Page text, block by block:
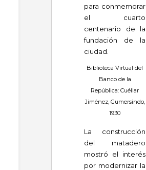
para conmemorar
el cuarto
centenario de la
fundación de la
ciudad.
Biblioteca Virtual del
Banco de la
República: Cuéllar
Jiménez, Gumersindo,
1930
La construcción
del matadero
mostró el interés
por modernizar la